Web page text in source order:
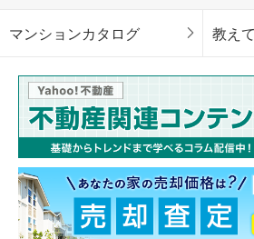
マンションカタログ 教え